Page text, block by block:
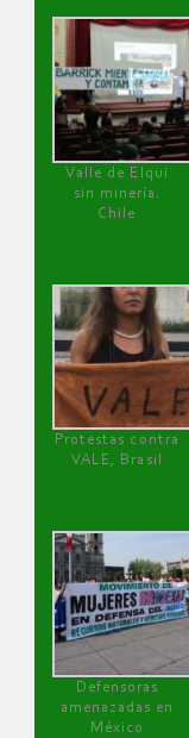
Valle de Elqui
sin minería.
Chile
Protestas contra
VALE, Brasil
Defensoras
amenazadas en
México